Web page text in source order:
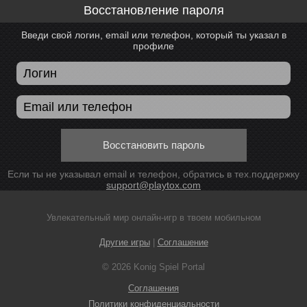
Восстановление пароля
Введи свой логин, email или телефон, который ты указал в
профиле
Восстановить пароль
Если ты не указывал email и телефон, обратись в тех.поддержку
support@playtox.com
Увлекательный мир онлайн-игр в твоем мобильном
Другие игры| Соглашение
© 2026 Konig Spiel Portal
Соглашения
Политики конфиденциальности